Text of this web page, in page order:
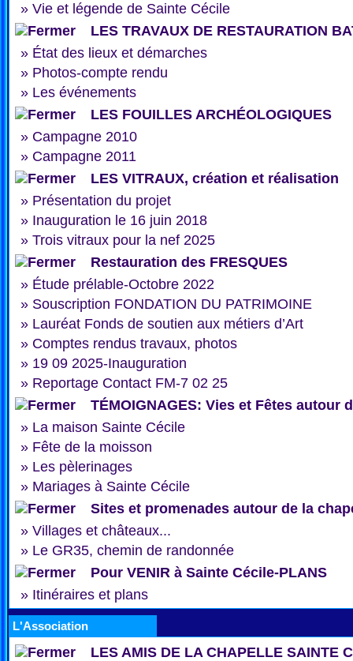
» Vie et légende de Sainte Cécile
LES TRAVAUX DE RESTAURATION
» État des lieux et démarches
» Photos-compte rendu
» Les événements
LES FOUILLES ARCHÉOLOGIQUES
» Campagne 2010
» Campagne 2011
LES VITRAUX, création et réalisation
» Présentation du projet
» Inauguration le 16 juin 2018
» Trois vitraux pour la nef 2025
Restauration des FRESQUES
» Étude prélable-Octobre 2022
» Souscription FONDATION DU PATRIMOINE
» Lauréat Fonds de soutien aux métiers d’Art
» Comptes rendus travaux, photos
» 19 09 2025-Inauguration
» Reportage Contact FM-7 02 25
TÉMOIGNAGES: Vies et Fêtes autour
» La maison Sainte Cécile
» Fête de la moisson
» Les pèlerinages
» Mariages à Sainte Cécile
Sites et promenades autour de la
» Villages et châteaux...
» Le GR35, chemin de randonnée
Pour VENIR à Sainte Cécile-PLANS
» Itinéraires et plans
L'Association
LES AMIS DE LA CHAPELLE SAINTE